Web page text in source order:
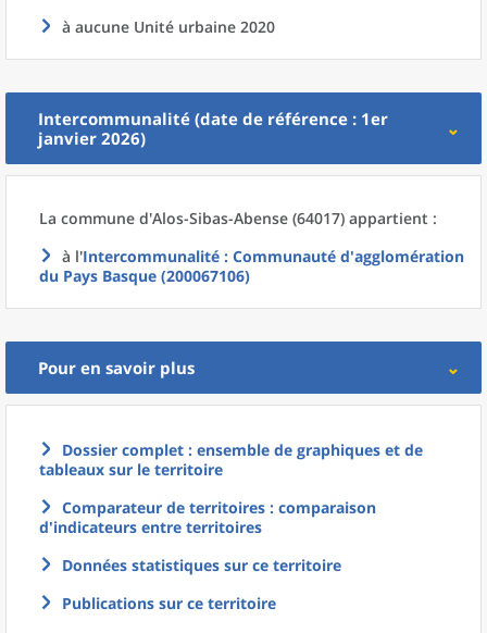
à aucune Unité urbaine 2020
Intercommunalité (date de référence : 1er
janvier 2026)
La commune d'Alos-Sibas-Abense (64017) appartient :
à l'Intercommunalité : Communauté d'agglomération
du Pays Basque (200067106)
Pour en savoir plus
Dossier complet : ensemble de graphiques et de
tableaux sur le territoire
Comparateur de territoires : comparaison
d'indicateurs entre territoires
Données statistiques sur ce territoire
Publications sur ce territoire